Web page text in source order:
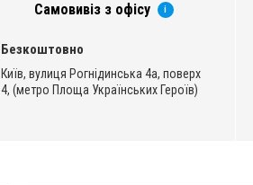
Самовивіз з офісу i
Безкоштовно
Київ, вулиця Рогнідинська 4а, поверх
4, (метро Площа Українських Героїв)